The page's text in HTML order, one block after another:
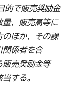
的で販売奨励金
量、販売高等に
のほか、その課
関係者を含
販売奨励金等
する。